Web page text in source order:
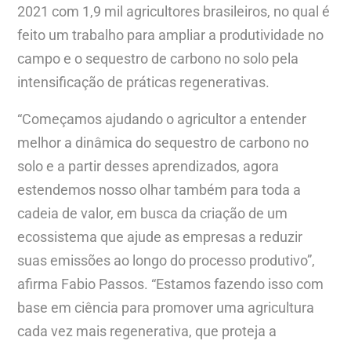
2021 com 1,9 mil agricultores brasileiros, no qual é
feito um trabalho para ampliar a produtividade no
campo e o sequestro de carbono no solo pela
intensificação de práticas regenerativas.
“Começamos ajudando o agricultor a entender
melhor a dinâmica do sequestro de carbono no
solo e a partir desses aprendizados, agora
estendemos nosso olhar também para toda a
cadeia de valor, em busca da criação de um
ecossistema que ajude as empresas a reduzir
suas emissões ao longo do processo produtivo”,
afirma Fabio Passos. “Estamos fazendo isso com
base em ciência para promover uma agricultura
cada vez mais regenerativa, que proteja a